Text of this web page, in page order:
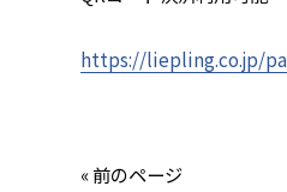
https://liepling.co.jp/
« 前のページ